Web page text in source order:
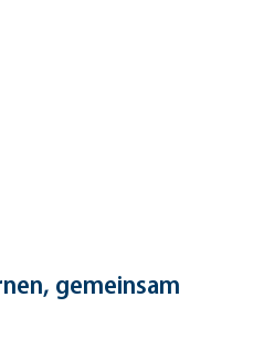
gemeinsam